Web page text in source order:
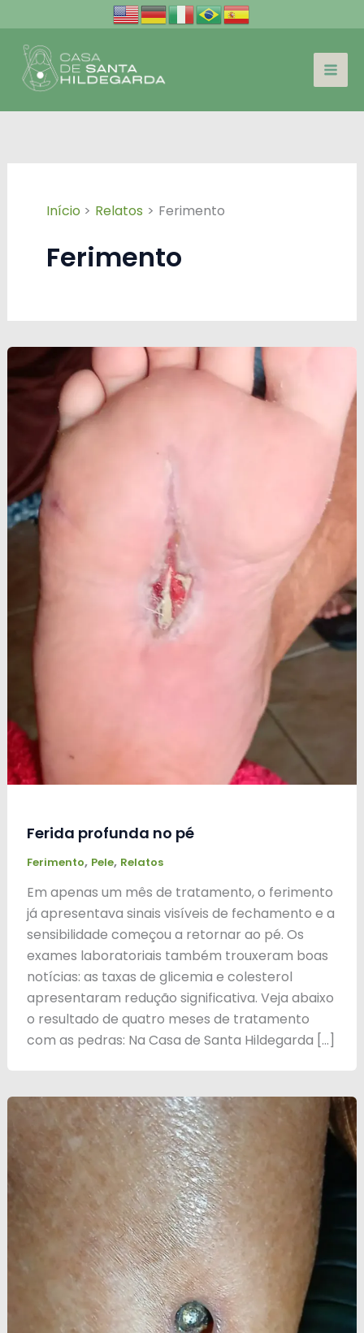
para
conteúdo
Início Relatos Ferimento
Ferimento
Ferida profunda no pé
Ferimento, Pele, Relatos
Em apenas um mês de tratamento, o ferimento
já apresentava sinais visíveis de fechamento e a
sensibilidade começou a retornar ao pé. Os
exames laboratoriais também trouxeram boas
notícias: as taxas de glicemia e colesterol
apresentaram redução significativa. Veja abaixo
o resultado de quatro meses de tratamento
com as pedras: Na Casa de Santa Hildegarda […]